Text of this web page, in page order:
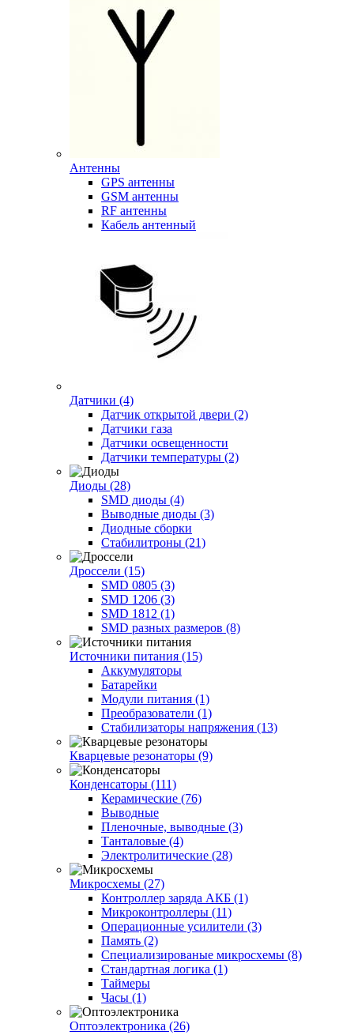
Антенны
GPS антенны
GSM антенны
RF антенны
Кабель антенный
Датчики (4)
Датчик открытой двери (2)
Датчики газа
Датчики освещенности
Датчики температуры (2)
Диоды (28)
SMD диоды (4)
Выводные диоды (3)
Диодные сборки
Стабилитроны (21)
Дроссели (15)
SMD 0805 (3)
SMD 1206 (3)
SMD 1812 (1)
SMD разных размеров (8)
Источники питания (15)
Аккумуляторы
Батарейки
Модули питания (1)
Преобразователи (1)
Стабилизаторы напряжения (13)
Кварцевые резонаторы (9)
Конденсаторы (111)
Керамические (76)
Выводные
Пленочные, выводные (3)
Танталовые (4)
Электролитические (28)
Микросхемы (27)
Контроллер заряда АКБ (1)
Микроконтроллеры (11)
Операционные усилители (3)
Память (2)
Специализированые микросхемы (8)
Стандартная логика (1)
Таймеры
Часы (1)
Оптоэлектроника (26)